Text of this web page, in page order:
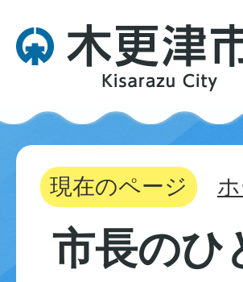
現在のページ
市長のひ